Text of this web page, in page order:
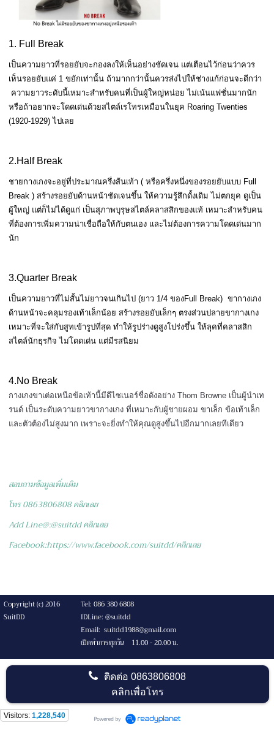
1. Full Break
เป็นความยาวที่รอยยับจะกองลงให้เห็นอย่างชัดเจน แต่เตือนไว้ก่อนว่าควร
เห็นรอยยับแค่ 1 ขยักเท่านั้น ถ้ามากกว่านั้นควรส่งไปให้ช่างแก้ก่อนจะดีกว่า
ความยาวระดับนี้เหมาะสำหรับคนที่เป็นผู้ใหญ่หน่อย ไม่เน้นแฟชั่นมากนัก
หรือถ้าอยากจะโดดเด่นด้วยสไตล์เรโทรเหมือนในยุค Roaring Twenties
(1920-1929) ไปเลย
2.Half Break
ชายกางเกงจะอยู่ที่ประมาณครึ่งส้นเท้า ( หรือครึ่งหนึ่งของรอยยับแบบ Full
Break ) สร้างรอยยับด้านหน้าชัดเจนขึ้น ให้ความรู้สึกดั้งเดิม ไม่ตกยุค ดูเป็น
ผู้ใหญ่ แต่ก็ไม่ได้ดูแก่ เป็นสุภาพบุรุษสไตล์คลาสสิกของแท้ เหมาะสำหรับคน
ที่ต้องการเพิ่มความน่าเชื่อถือให้กับตนเอง และไม่ต้องการความโดดเด่นมาก
นัก
3.Quarter Break
เป็นความยาวที่ไม่สั้นไม่ยาวจนเกินไป (ยาว 1/4 ของFull Break) ขากางเกง
ด้านหน้าจะคลุมรองเท้าเล็กน้อย สร้างรอยยับเล็กๆ ตรงส่วนปลายขากางเกง
เหมาะที่จะใส่กับสูทเข้ารูปที่สุด ทำให้รูปร่างดูสูงโปร่งขึ้น ให้ลุคที่คลาสสิก
สไตล์นักธุรกิจ ไม่โดดเด่น แต่มีรสนิยม
4.No Break
กางเกงขาเต่อเหนือข้อเท้านี้มีดีไซเนอร์ชื่อดังอย่าง Thom Browne เป็นผู้นำเท
รนด์ เป็นระดับความยาวขากางเกง ที่เหมาะกับผู้ชายผอม ขาเล็ก ข้อเท้าเล็ก
และตัวต้องไม่สูงมาก เพราะจะยิ่งทำให้คุณดูสูงขึ้นไปอีกมากเลยทีเดียว
สอบถามข้อมูลเพิ่มเติม
โทร 0863806808คลิกเลย
Add Line@:@suitddคลิกเลย
Facebook:https://www.facebook.com/suitdd/คลิกเลย
Copyright (c) 2016
Tel: 086 380 6808
SuitDD
IDLine: @suitdd
Email: suitdd1988@gmail.com
เปิดทำการทุกวัน 11.00 - 20.00 น.
ติดต่อ0863806808
คลิกเพื่อโทร
Visitors: 1,228,540